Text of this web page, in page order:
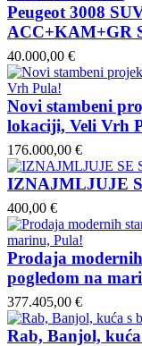
Peugeot 3008
ACC+KAM+GR
40.000,00 €
Novi stambeni
lokaciji, Veli Vrh
176.000,00 €
IZNAJMLJUJE
400,00 €
Prodaja
pogledom na
377.405,00 €
Rab, Banjol, kuća